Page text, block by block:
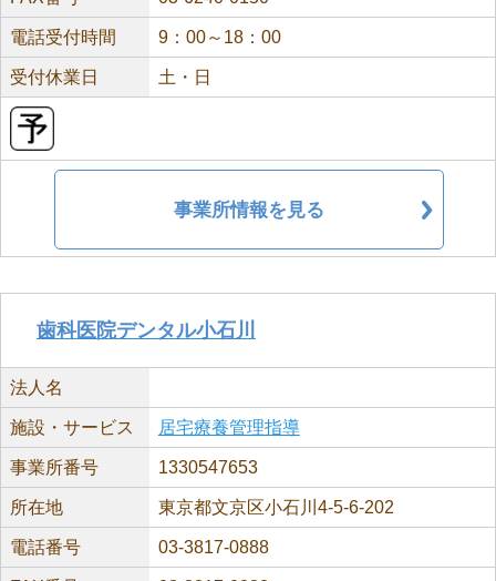
電話受付時間 9：00～18：00
受付休業日 土・日
事業所情報を見る
歯科医院デンタル小石川
法人名
施設・サービス 居宅療養管理指導
事業所番号 1330547653
所在地 東京都文京区小石川4-5-6-202
電話番号 03-3817-0888